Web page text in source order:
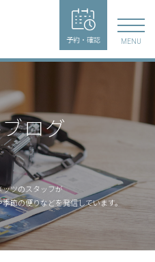
予約・確認 MENU
ログ
ッツのスタッフが
節の便りなどを発信しています。